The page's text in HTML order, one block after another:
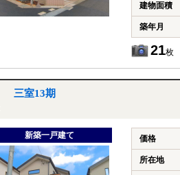
建物面積
築年月
21枚
三室13期
新築一戸建て 価格
所在地